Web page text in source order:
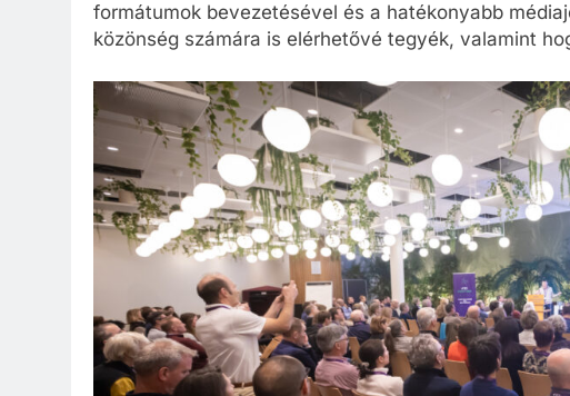
formátumok bevezetésével és a hatékonyabb
közönség számára is elérhetővé tegyék, valamint